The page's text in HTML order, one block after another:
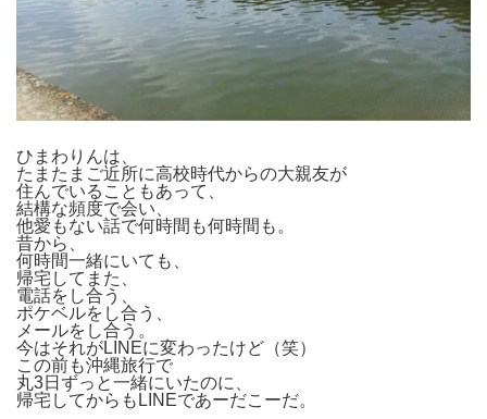
ひまわりんは、
たまたまご近所に高校時代からの大親友が
住んでいることもあって、
結構な頻度で会い、
他愛もない話で何時間も何時間も。
昔から、
何時間一緒にいても、
帰宅してまた、
電話をし合う、
ポケベルをし合う、
メールをし合う。
今はそれがLINEに変わったけど（笑）
この前も沖縄旅行で
丸3日ずっと一緒にいたのに、
帰宅してからもLINEであーだこーだ。